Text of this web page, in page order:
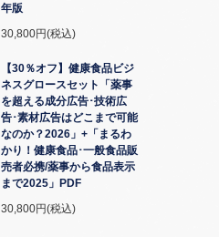
年版
30,800円(税込)
【30％オフ】健康食品ビジ
ネスグロースセット「薬事
を超える成分広告･技術広
告･素材広告はどこまで可能
なのか？2026」+「まるわ
かり！健康食品･一般食品販
売者必携/薬事から食品表示
まで2025」PDF
30,800円(税込)